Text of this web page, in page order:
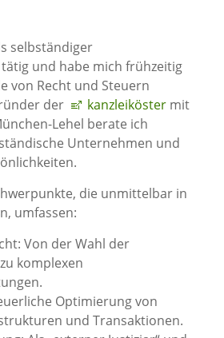
selbständiger
und habe mich frühzeitig
von Recht und Steuern
der
kanzleiköster mit
Lehel berate ich
Unternehmen und
die unmittelbar in
umfassen:
Von der Wahl der
komplexen
Optimierung von
und Transaktionen.